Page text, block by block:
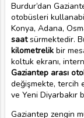
Burdur’dan
otobüsleri
Konya, Adana,
saatsürmektedir.
kilometrelikbir
koltuk ekranı,
Gaziantep arası
değişmekte, tercih
ve Yeni Diyarbakır
Gaziantep zengin